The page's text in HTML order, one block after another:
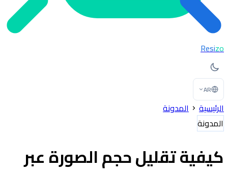
Resizo
AR
الرئيسية
المدونة
المدونة
كيفية تقليل حجم الصورة عبر